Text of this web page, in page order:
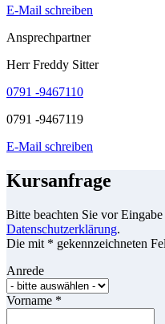
E-Mail schreiben
Ansprechpartner
Herr Freddy Sitter
0791 -9467110
0791 -9467119
E-Mail schreiben
Kursanfrage
Bitte beachten Sie vor
Datenschutzerklärung.
Die mit * gekennzeichneten
Anrede
Vorname *